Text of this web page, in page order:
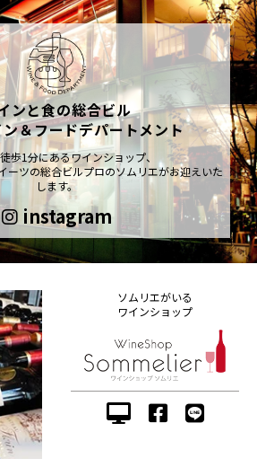
ンと食の総合ビル
＆フードデパートメント
歩1分にあるワインショップ、
ーツの総合ビルプロのソムリエがお迎えいた
します。
instagram
ソムリエがいる
ワインショップ